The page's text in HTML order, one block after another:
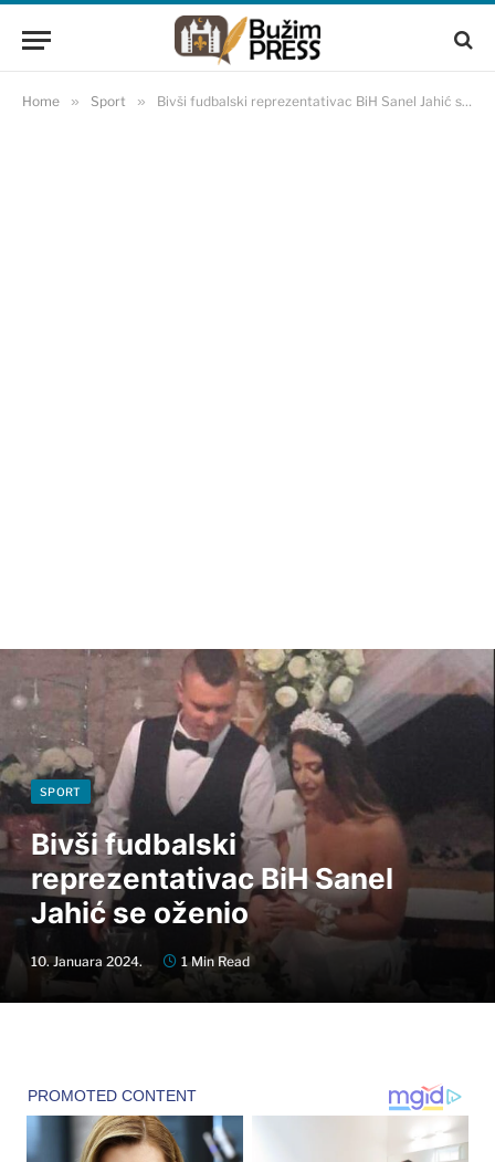
Home » Sport » Bivši fudbalski reprezentativac BiH Sanel Jahić se oženio
SPORT
Bivši fudbalski
reprezentativac BiH Sanel
Jahić se oženio
10. Januara 2024. 1 Min Read